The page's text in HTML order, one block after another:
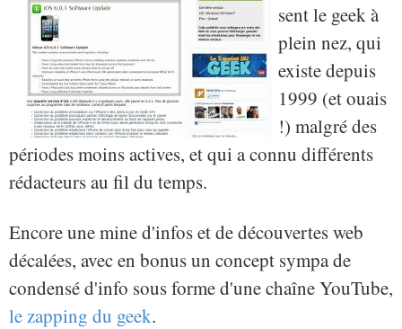
sent le geek à
plein nez, qui
existe depuis
1999 (et ouais
!) malgré des
périodes moins actives, et qui a connu différents
rédacteurs au fil du temps.
Encore une mine d'infos et de découvertes web
décalées, avec en bonus un concept sympa de
condensé d'info sous forme d'une chaîne YouTube,
le zapping du geek.